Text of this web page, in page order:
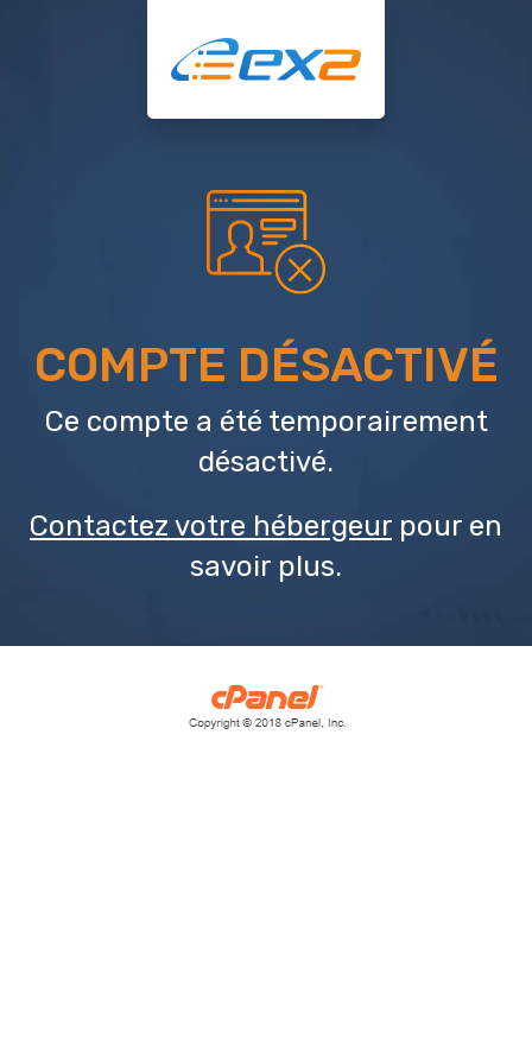
COMPTE DÉSACTIVÉ
Ce compte a été temporairement
désactivé.
Contactez votre hébergeur pour en
savoir plus.